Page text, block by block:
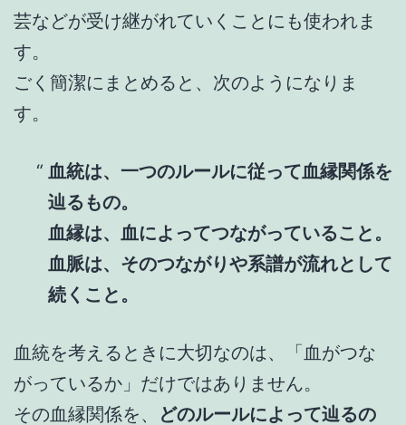
芸などが受け継がれていくことにも使われま
す。
ごく簡潔にまとめると、次のようになりま
す。
血統は、一つのルールに従って血縁関係を
辿るもの。
血縁は、血によってつながっていること。
血脈は、そのつながりや系譜が流れとして
続くこと。
血統を考えるときに大切なのは、「血がつな
がっているか」だけではありません。
その血縁関係を、
どのルールによって辿るの